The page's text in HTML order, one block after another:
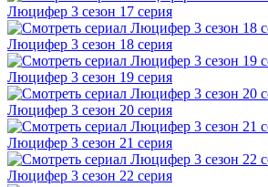
Люцифер 3 cезон 17 cерия
Люцифер 3 cезон 18 cерия
Люцифер 3 cезон 19 cерия
Люцифер 3 cезон 20 cерия
Люцифер 3 cезон 21 cерия
Люцифер 3 cезон 22 cерия